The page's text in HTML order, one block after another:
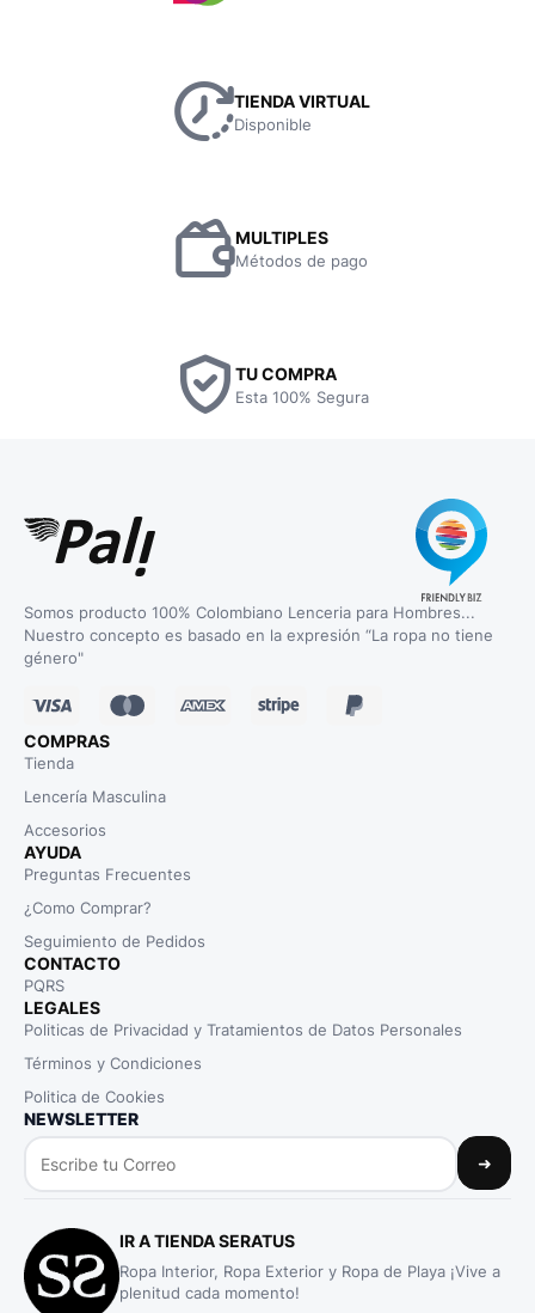
TIENDA VIRTUAL
Disponible
MULTIPLES
Métodos de pago
TU COMPRA
Esta 100% Segura
Somos producto 100% Colombiano Lenceria para Hombres...
Nuestro concepto es basado en la expresión “La ropa no tiene
género"
COMPRAS
Tienda
Lencería Masculina
Accesorios
AYUDA
Preguntas Frecuentes
¿Como Comprar?
Seguimiento de Pedidos
CONTACTO
PQRS
LEGALES
Politicas de Privacidad y Tratamientos de Datos Personales
Términos y Condiciones
Politica de Cookies
NEWSLETTER
➜
IR A TIENDA SERATUS
Ropa Interior, Ropa Exterior y Ropa de Playa ¡Vive a
plenitud cada momento!